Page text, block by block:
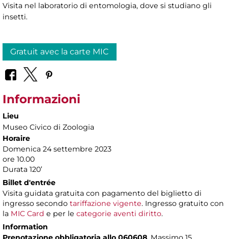
Visita nel laboratorio di entomologia, dove si studiano gli
insetti.
Gratuit avec la carte MIC
Informazioni
Lieu
Museo Civico di Zoologia
Horaire
Domenica 24 settembre 2023
ore 10.00
Durata 120’
Billet d'entrée
Visita guidata gratuita con pagamento del biglietto di
ingresso secondo tariffazione vigente. Ingresso gratuito con
la MIC Card e per le categorie aventi diritto.
Information